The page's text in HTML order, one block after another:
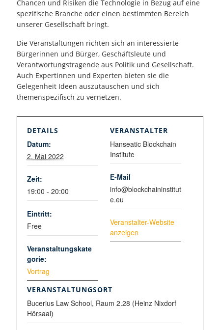
Chancen und Risiken die Technologie in Bezug auf eine
spezifische Branche oder einen bestimmten Bereich
unserer Gesellschaft bringt.
Die Veranstaltungen richten sich an interessierte
Bürgerinnen und Bürger, Geschäftsleute und
Verantwortungstragende aus Politik und Gesellschaft.
Auch Expertinnen und Experten bieten sie die
Gelegenheit Ideen auszutauschen und sich
themenspezifisch zu vernetzen.
DETAILS
Datum:
2. Mai 2022
Zeit:
19:00 - 20:00
Eintritt:
Free
Veranstaltungskate
gorie:
Vortrag
VERANSTALTUNGSORT
Bucerius Law School, Raum 2.28 (Heinz Nixdorf
Hörsaal)
VERANSTALTER
Hanseatic Blockchain
Institute
E-Mail
info@blockchaininstitut
e.eu
Veranstalter-Website
anzeigen